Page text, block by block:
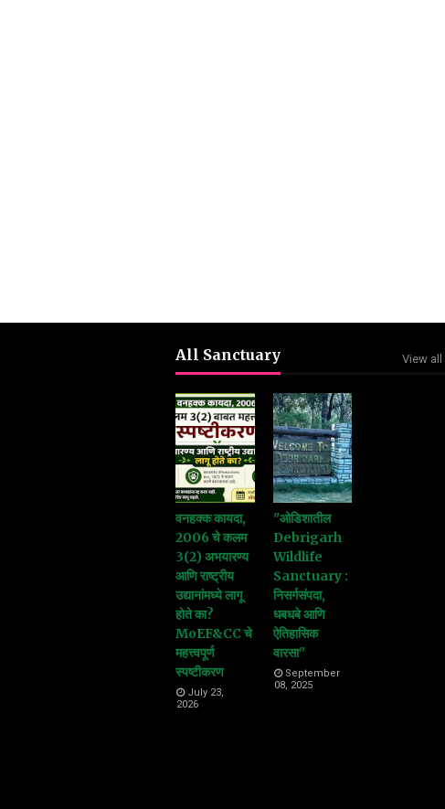
All Sanctuary View all
वनहक्क कायदा,
2006 चे कलम
3(2) अभयारण्य
आणि राष्ट्रीय
उद्यानांमध्ये लागू
होते का?
MoEF&CC चे
महत्त्वपूर्ण
स्पष्टीकरण
July 23,
2026
"ओडिशातील
Debrigarh
Wildlife
Sanctuary :
निसर्गसंपदा,
धबधबे आणि
ऐतिहासिक
वारसा"
September
08, 2025